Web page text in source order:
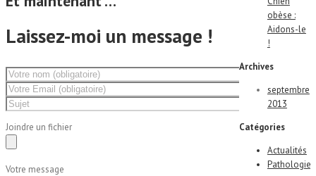
Laissez-moi un message !
Joindre un fichier
Votre message
obèse :
Aidons-le
!
Archives
septembre
2013
Catégories
Actualités
Pathologies